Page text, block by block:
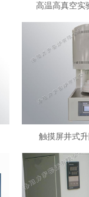
高温高真空实
触摸屏井式